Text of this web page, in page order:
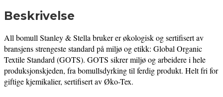
Beskrivelse
All bomull Stanley & Stella bruker er økologisk og sertifisert av
bransjens strengeste standard på miljø og etikk: Global Organic
Textile Standard (GOTS). GOTS sikrer miljø og arbeidere i hele
produksjonskjeden, fra bomullsdyrking til ferdig produkt. Helt fri for
giftige kjemikalier, sertifisert av Øko-Tex.